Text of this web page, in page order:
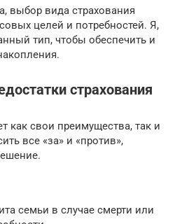
выбор вида страхования
целей и потребностей. Я,
тип, чтобы обеспечить и
страхования
как свои преимущества, так и
все «за» и «против»,
семьи в случае смерти или